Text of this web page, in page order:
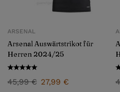
ARSENAL
Arsenal Auswärtstrikot für
Herren 2024/25
45,99€ 27,99 €